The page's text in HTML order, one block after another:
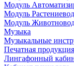
Модуль
Модуль
Модуль
Музыка
Музыкальные
Печатная продукция
Лингафонный